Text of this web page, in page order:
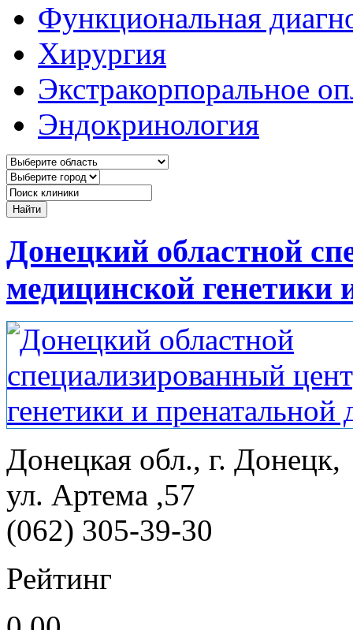
Функциональная
Хирургия
Экстракорпоральное
Эндокринология
Донецкий областной
медицинской генетики
Донецкая обл., г. Донецк,
ул. Артема ,57
(062) 305-39-30
Рейтинг